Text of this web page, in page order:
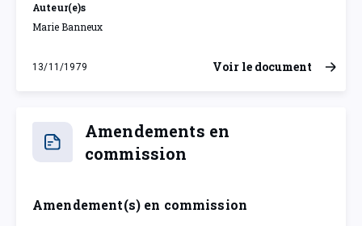
Auteur(e)s
Marie Banneux
13/11/1979
mardi 13 novembre 1979
Voir le document
Amendements en
commission
Amendement(s) en commission